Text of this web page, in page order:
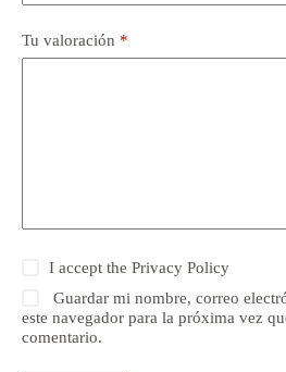
Tu valoración *
I accept thePrivacy Policy
Guardar mi nombre, correo
este navegador para la próxima vez
comentario.